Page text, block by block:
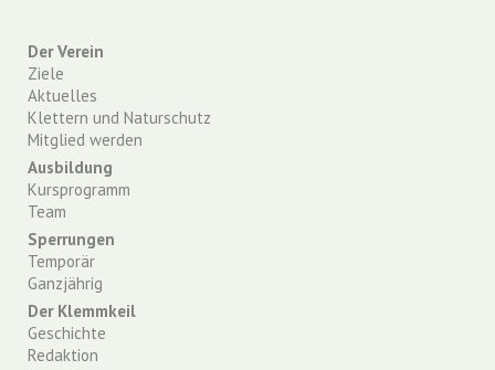
Der Verein
Ziele
Aktuelles
Klettern und Naturschutz
Mitglied werden
Ausbildung
Kursprogramm
Team
Sperrungen
Temporär
Ganzjährig
Der Klemmkeil
Geschichte
Redaktion